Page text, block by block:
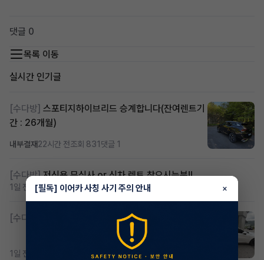
댓글 0
목록 이동
실시간 인기글
[수다방] 스포티지하이브리드 승계합니다(잔여렌트기
간 : 26개월)
내부결재22시간 전조회 831 댓글 1
[수다방] 저신용 무심사 or 신차 렌트 찾으시는분!!
1일 전 조회 435댓글 2
[수다방] K8 하이브리드 (풀옵션) 758,780원
1일 전
[필독] 이어카 사칭 사기 주의 안내 ×